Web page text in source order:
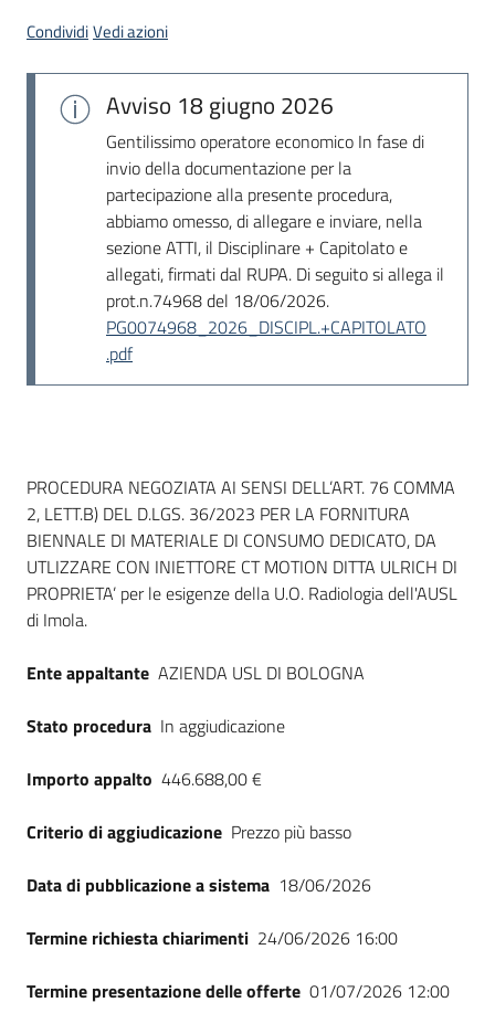
CondividiVedi azioni
Avviso 18 giugno 2026
Gentilissimo operatore economico In fase di
invio della documentazione per la
partecipazione alla presente procedura,
abbiamo omesso, di allegare e inviare, nella
sezione ATTI, il Disciplinare + Capitolato e
allegati, firmati dal RUPA. Di seguito si allega il
prot.n.74968 del 18/06/2026.
PG0074968_2026_DISCIPL.+CAPITOLATO
.pdf
Dati del bando
PROCEDURA NEGOZIATA AI SENSI DELL’ART. 76 COMMA
2, LETT.B) DEL D.LGS. 36/2023 PER LA FORNITURA
BIENNALE DI MATERIALE DI CONSUMO DEDICATO, DA
UTLIZZARE CON INIETTORE CT MOTION DITTA ULRICH DI
PROPRIETA’ per le esigenze della U.O. Radiologia dell'AUSL
di Imola.
Ente appaltante AZIENDA USL DI BOLOGNA
Stato procedura In aggiudicazione
Importo appalto 446.688,00 €
Criterio di aggiudicazione Prezzo più basso
Data di pubblicazione a sistema 18/06/2026
Termine richiesta chiarimenti 24/06/2026 16:00
Termine presentazione delle offerte 01/07/2026 12:00